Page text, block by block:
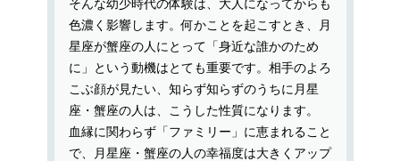
そんな幼少時代の体験は、大人になってからも
色濃く影響します。何かことを起こすとき、月
星座が蟹座の人にとって「身近な誰かのため
に」という動機はとても重要です。相手のよろ
こぶ顔が見たい、知らず知らずのうちに月星
座・蟹座の人は、こうした性質になります。
血縁に関わらず「ファミリー」に恵まれること
で、月星座・蟹座の人の幸福度は大きくアップ